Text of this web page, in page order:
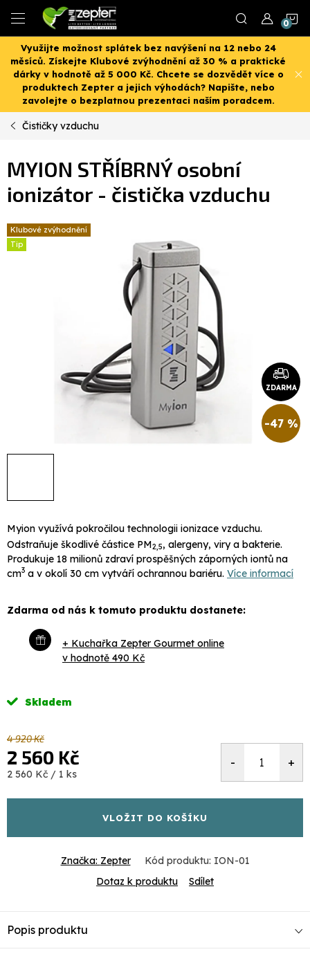
obsah
Využijte možnost splátek bez navýšení na 12 nebo 24
měsíců. Získejte Klubové zvýhodnění až 30 % a praktické
dárky v hodnotě až 5 000 Kč. Chcete se dozvědět více o
produktech Zepter a jejich výhodách? Napište, nebo
zavolejte o bezplatnou prezentaci naším poradcem.
Čističky vzduchu
MYION STŘÍBRNÝ osobní
ionizátor - čistička vzduchu
Klubové zvýhodnění
Tip
ZDARMA
-47 %
Myion využívá pokročilou technologii ionizace vzduchu.
Odstraňuje škodlivé částice PM2,5, alergeny, viry a bakterie.
Produkuje 18 milionů zdraví prospěšných záporných iontů na
cm3 a v okolí 30 cm vytváří ochrannou bariéru. Více informací
Zdarma od nás k tomuto produktu dostanete:
+ Kuchařka Zepter Gourmet online
v hodnotě 490 Kč
Skladem
4 920 Kč
2 560 Kč
Měrná
2 560 Kč / 1 ks
VLOŽIT DO KOŠÍKU
Značka: Zepter Kód produktu: ION-01
Dotaz k produktu
Sdílet
Popis produktu